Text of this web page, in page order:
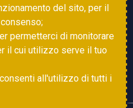
del sito, per il
permetterci di monitorare
il cui utilizzo serve il tuo
all'utilizzo di tutti i